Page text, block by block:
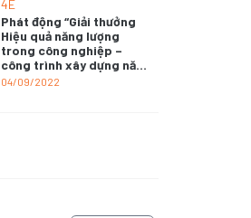
sạch với mục tiêu giảm
thiểu tác động đến khí
hậu” tại Hà Nội
4E
Phát động “Giải thưởng
Hiệu quả năng lượng
trong công nghiệp –
công trình xây dựng năm
2022; Giải thưởng Sản
04/09/2022